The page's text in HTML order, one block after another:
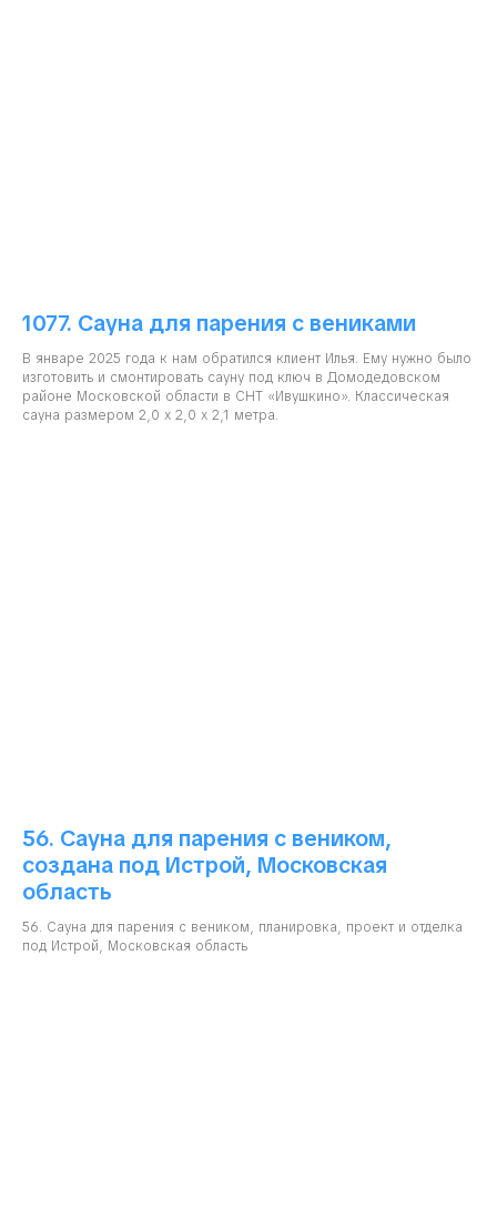
1077. Сауна для парения с вениками
В январе 2025 года к нам обратился клиент Илья. Ему нужно было
изготовить и смонтировать сауну под ключ в Домодедовском
районе Московской области в СНТ «Ивушкино». Классическая
сауна размером 2,0 х 2,0 х 2,1 метра.
56. Сауна для парения с веником,
создана под Истрой, Московская
область
56. Сауна для парения с веником, планировка, проект и отделка
под Истрой, Московская область